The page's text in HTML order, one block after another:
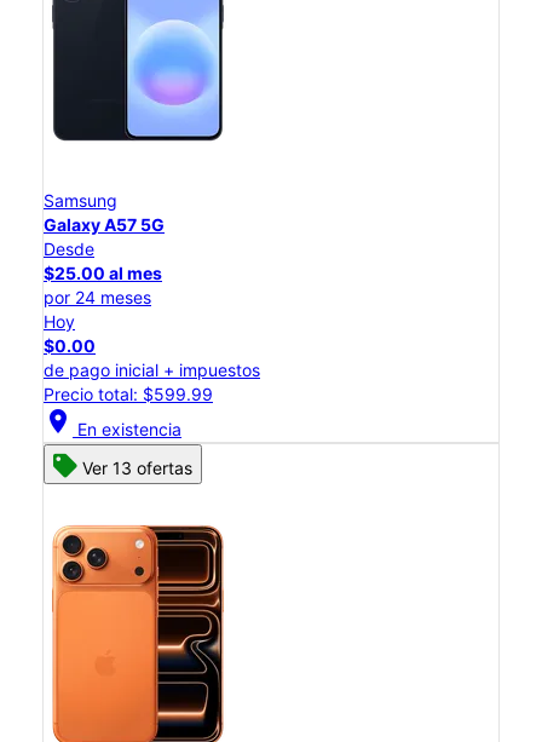
Samsung
Galaxy A57 5G
Desde
$25.00 al mes
por 24 meses
Hoy
$0.00
de pago inicial + impuestos
Precio total: $599.99
location_on En existencia
Ver 13 ofertas